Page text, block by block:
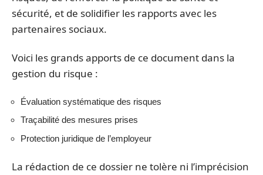
sécurité, et de solidifier les rapports avec les
partenaires sociaux.
Voici les grands apports de ce document dans la
gestion du risque :
Évaluation systématique des risques
Traçabilité des mesures prises
Protection juridique de l’employeur
La rédaction de ce dossier ne tolère ni l’imprécision